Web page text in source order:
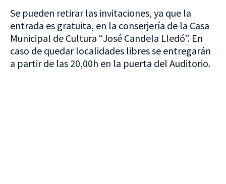
Se pueden retirar las invitaciones, ya que la
entrada es gratuita, en la conserjería de la Casa
Municipal de Cultura “José Candela Lledó”. En
caso de quedar localidades libres se entregarán
a partir de las 20,00h en la puerta del Auditorio.